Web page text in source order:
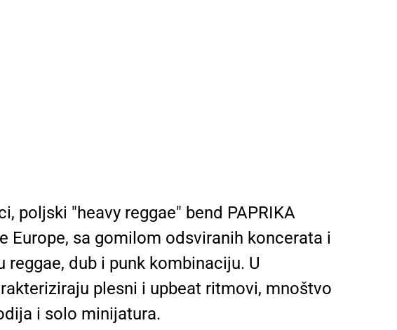
poljski "heavy reggae" bend PAPRIKA
Europe, sa gomilom odsviranih koncerata i
dub i punk kombinaciju. U
plesni i upbeat ritmovi, mnoštvo
i solo minijatura.